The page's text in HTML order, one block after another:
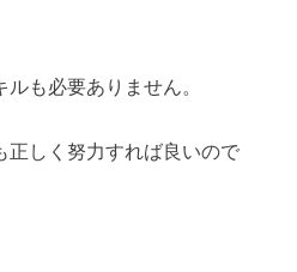
も必要ありません。
正しく努力すれば良いので